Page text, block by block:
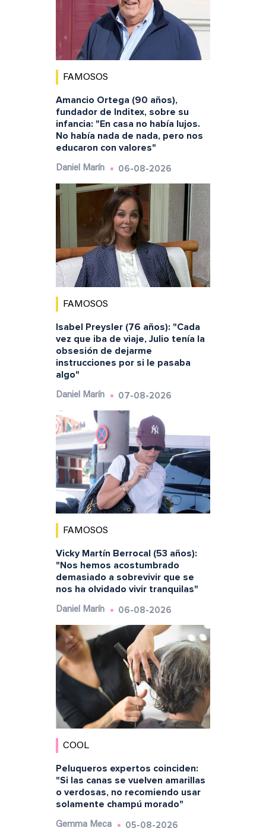
FAMOSOS
Amancio Ortega (90 años),
fundador de Inditex, sobre su
infancia: "En casa no había lujos.
No había nada de nada, pero nos
educaron con valores"
Daniel Marín 06-08-2026
FAMOSOS
Isabel Preysler (76 años): "Cada
vez que iba de viaje, Julio tenía la
obsesión de dejarme
instrucciones por si le pasaba
algo"
Daniel Marín 07-08-2026
FAMOSOS
Vicky Martín Berrocal (53 años):
"Nos hemos acostumbrado
demasiado a sobrevivir que se
nos ha olvidado vivir tranquilas"
Daniel Marín 06-08-2026
COOL
Peluqueros expertos coinciden:
"Si las canas se vuelven amarillas
o verdosas, no recomiendo usar
solamente champú morado"
Gemma Meca 05-08-2026